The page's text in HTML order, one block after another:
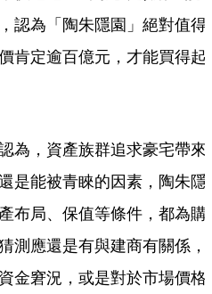
認為「陶朱隱園」絕對值得
肯定逾百億元，才能買得起
為，資產族群追求豪宅帶來
是能被青睞的因素，陶朱隱
布局、保值等條件，都為購
測應還是有與建商有關係，
金窘況，或是對於市場價格